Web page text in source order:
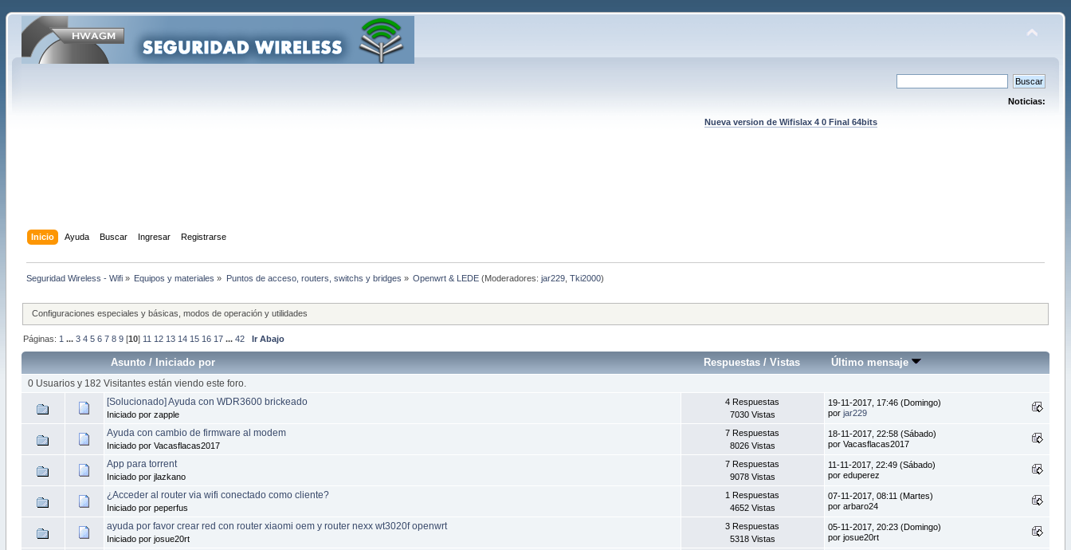
Noticias:
Nueva version de Wifislax 4 0 Final 64bits
Inicio Ayuda Buscar Ingresar Registrarse
Seguridad Wireless - Wifi» Equipos y materiales » Puntos de acceso, routers, switchs y bridges » Openwrt & LEDE(Moderadores: jar229, Tki2000)
Configuraciones especiales y básicas, modos de operación y utilidades
Páginas: 1 ... 3 4 5 6 7 8 9[10] 11 12 13 14 15 16 17 ... 42 Ir Abajo
Asunto/ Iniciado por Respuestas /Vistas Último mensaje
0 Usuarios y 182 Visitantes están viendo este foro.
[Solucionado] Ayuda con WDR3600 brickeado
Iniciado por zapple
4 Respuestas
7030 Vistas
19-11-2017, 17:46 (Domingo)
por jar229
Ayuda con cambio de firmware al modem
Iniciado por Vacasflacas2017
7 Respuestas
8026 Vistas
18-11-2017, 22:58 (Sábado)
por Vacasflacas2017
App para torrent
Iniciado por jlazkano
7 Respuestas
9078 Vistas
11-11-2017, 22:49 (Sábado)
por eduperez
¿Acceder al router via wifi conectado como cliente?
Iniciado por peperfus
1 Respuestas
4652 Vistas
07-11-2017, 08:11 (Martes)
por arbaro24
ayuda por favor crear red con router xiaomi oem y router nexx wt3020f openwrt
Iniciado por josue20rt
3 Respuestas
5318 Vistas
05-11-2017, 20:23 (Domingo)
por josue20rt